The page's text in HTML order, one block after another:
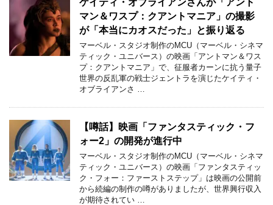
ケイティ・オブライアンさんが「アント
マン＆ワスプ：クアントマニア」の撮影
が「本当にカオスだった」と振り返る
マーベル・スタジオ制作のMCU（マーベル・シネマ
ティック・ユニバース）の映画「アントマン＆ワス
プ：クアントマニア」で、征服者カーンに抗う量子
世界の反乱軍の戦士ジェントラを演じたケイティ・
オブライアンさ …
【噂話】映画「ファンタスティック・フ
ォー2」の開発が進行中
マーベル・スタジオ制作のMCU（マーベル・シネマ
ティック・ユニバース）の映画「ファンタスティッ
ク・フォー：ファーストステップ」は映画の公開前
から続編の制作の噂がありましたが、世界興行収入
が期待されてい …